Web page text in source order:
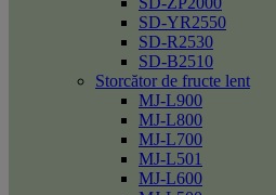
SD-YR2550
SD-R2530
SD-B2510
Storcător de fructe lent
MJ-L900
MJ-L800
MJ-L700
MJ-L501
MJ-L600